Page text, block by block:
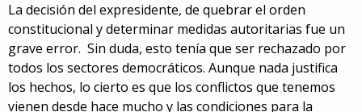
La decisión del expresidente, de quebrar el orden
constitucional y determinar medidas autoritarias fue un
grave error. Sin duda, esto tenía que ser rechazado por
todos los sectores democráticos. Aunque nada justifica
los hechos, lo cierto es que los conflictos que tenemos
vienen desde hace mucho y las condiciones para la